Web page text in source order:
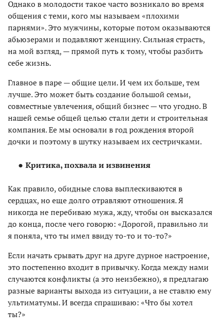
Однако в молодости такое часто возникало во время
общения с теми, кого мы называем «плохими
парнями». Это мужчины, которые потом оказываются
абьюзерами и подавляют женщину. Сильная страсть,
на мой взгляд, — прямой путь к тому, чтобы разбить
себе жизнь.
Главное в паре — общие цели. И чем их больше, тем
лучше. Это может быть создание большой семьи,
совместные увлечения, общий бизнес — что угодно. В
нашей семье общей целью стали дети и строительная
компания. Ее мы основали в год рождения второй
дочки и поэтому в шутку называем их сестричками.
Критика, похвала и извинения
Как правило, обидные слова выплескиваются в
сердцах, но еще долго отравляют отношения. Я
никогда не перебиваю мужа, жду, чтобы он высказался
до конца, после чего говорю: «Дорогой, правильно ли
я поняла, что ты имел ввиду то-то и то-то?»
Если начать срывать друг на друге дурное настроение,
это постепенно входит в привычку. Когда между нами
случаются конфликты (а это неизбежно), я предлагаю
разные варианты выхода из ситуации, а не ставлю ему
ультиматумы. И всегда спрашиваю: «Что бы хотел
ты?»